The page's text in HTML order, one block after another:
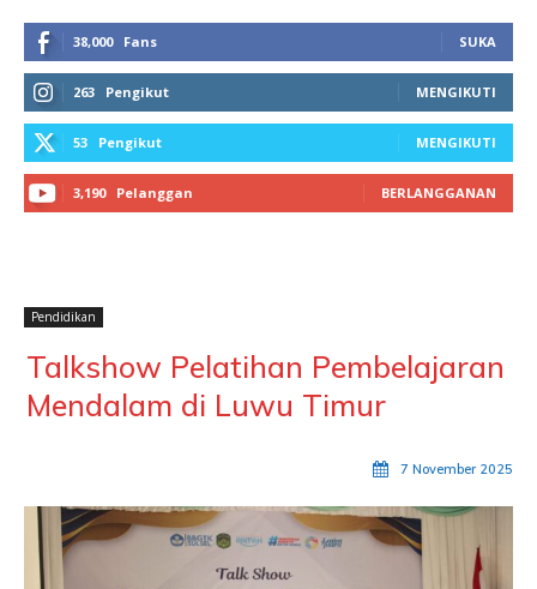
38,000 Fans SUKA
263 Pengikut MENGIKUTI
53 Pengikut MENGIKUTI
3,190 Pelanggan BERLANGGANAN